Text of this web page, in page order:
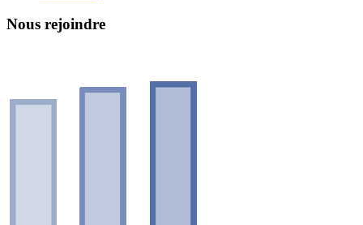
Nous rejoindre